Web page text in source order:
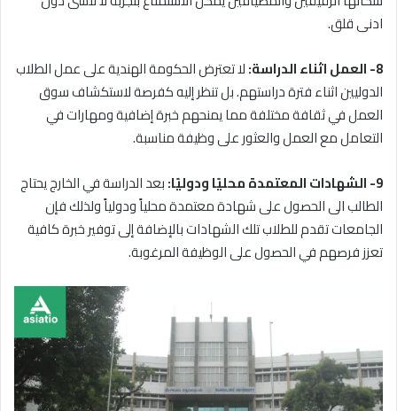
ادنى قلق.
8- العمل اثناء الدراسة:
لا تعترض الحكومة الهندية على عمل الطلاب
الدوليين اثناء فترة دراستهم. بل تنظر إليه كفرصة لاستكشاف سوق
العمل في ثقافة مختلفة مما يمنحهم خبرة إضافية ومهارات في
التعامل مع العمل والعثور على وظيفة مناسبة.
9- الشهادات المعتمدة محليًا ودوليًا:
بعد الدراسة في الخارج يحتاج
الطالب الى الحصول على شهادة معتمدة محلياً ودولياً ولذلك فإن
الجامعات تقدم للطلاب تلك الشهادات بالإضافة إلى توفير خبرة كافية
تعزز فرصهم في الحصول على الوظيفة المرغوبة.